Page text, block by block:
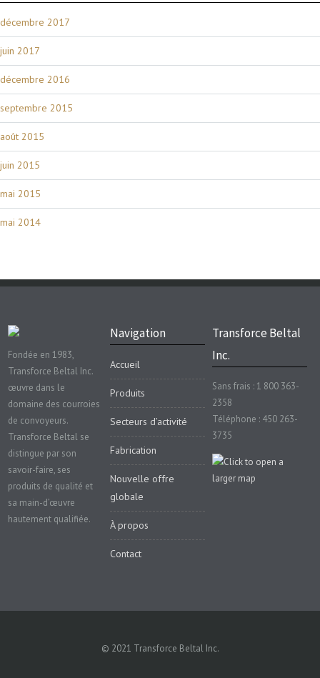
décembre 2017
juin 2017
décembre 2016
septembre 2015
août 2015
juin 2015
mai 2015
mai 2014
Fondée en 1983,
Transforce Beltal Inc.
œuvre dans le
domaine des courroies
de convoyeurs.
Transforce Beltal se
distingue par son
savoir-faire, ses
produits de qualité et
sa main-d’œuvre
hautement qualifiée.
Navigation
Accueil
Produits
Secteurs d’activité
Fabrication
Nouvelle offre
globale
À propos
Contact
Transforce Beltal
Inc.
Sans frais : 1 800 363-
2358
Téléphone : 450 263-
3735
© 2021 Transforce Beltal Inc.